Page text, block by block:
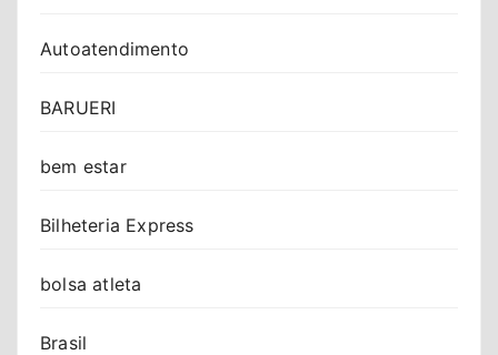
Autoatendimento
BARUERI
bem estar
Bilheteria Express
bolsa atleta
Brasil